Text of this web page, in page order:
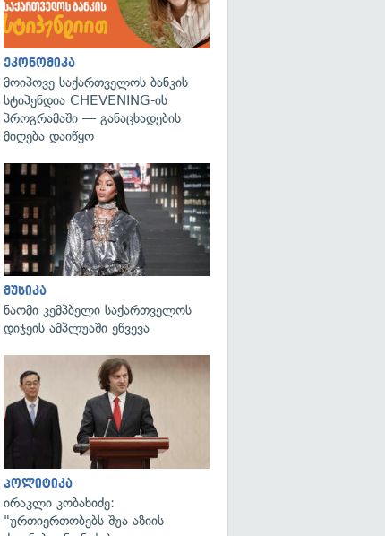
გადახედვა
გადახედვა
ეკონომიკა
მოიპოვე საქართველოს ბანკის
სტიპენდია CHEVENING-ის
პროგრამაში — განაცხადების
მიღება დაიწყო
მუსიკა
ნაომი კემპბელი საქართველოს
დიჯეის ამპლუაში ეწვევა
პოლიტიკა
ირაკლი კობახიძე:
"ურთიერთობებს შუა აზიის